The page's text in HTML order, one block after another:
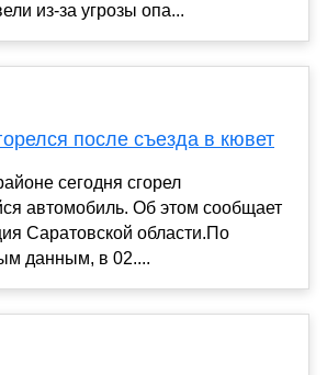
из-за угрозы опа...
после съезда в кювет
сегодня сгорел
автомобиль. Об этом сообщает
Саратовской области.По
данным, в 02....